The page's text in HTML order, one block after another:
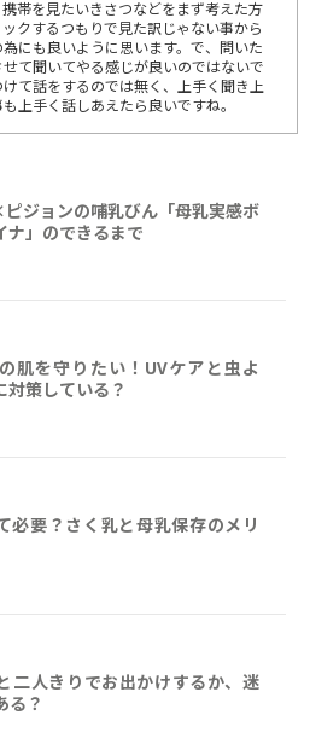
帯を見たいきさつなどをまず考えた方
クするつもりで見た訳じゃない事から
にも良いように思います。で、問いた
て聞いてやる感じが良いのではないで
て話をするのでは無く、上手く聞き上
上手く話しあえたら良いですね。
ジョンの哺乳びん「母乳実感ボ
ナ」のできるまで
肌を守りたい！UVケアと虫よ
対策している？
必要？さく乳と母乳保存のメリ
二人きりでお出かけするか、迷
る？